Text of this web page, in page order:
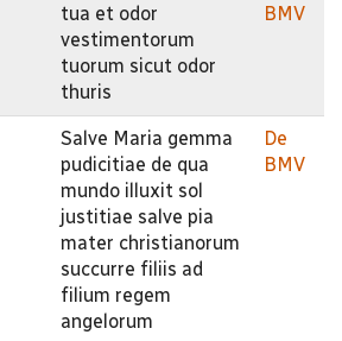
tua et odor
vestimentorum
tuorum sicut odor
thuris
BMV
Salve Maria gemma
pudicitiae de qua
mundo illuxit sol
justitiae salve pia
mater christianorum
succurre filiis ad
filium regem
angelorum
De
BMV